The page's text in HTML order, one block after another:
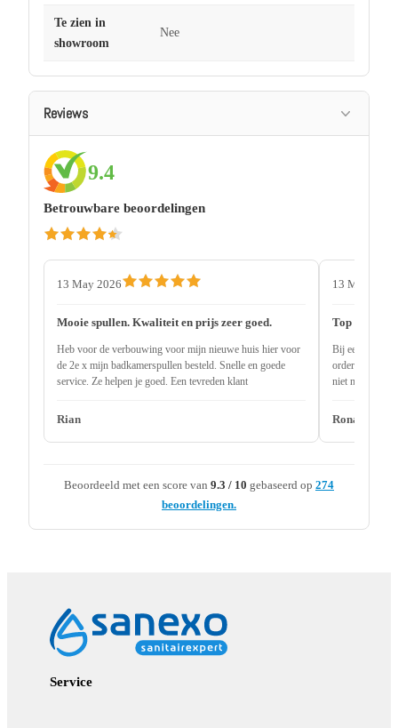
Te zien in
showroom
Nee
Reviews
9.4
Betrouwbare beoordelingen
13 May 2026
Mooie spullen. Kwaliteit en prijs zeer goed.
Heb voor de verbouwing voor mijn nieuwe huis hier voor
de 2e x mijn badkamerspullen besteld. Snelle en goede
service. Ze helpen je goed. Een tevreden klant
Rian
13 May 2026
Top service
Bij een andere
order
niet nodig 2
Ronald
Beoordeeld met een score van 9.3 / 10 gebaseerd op 274
beoordelingen.
Service